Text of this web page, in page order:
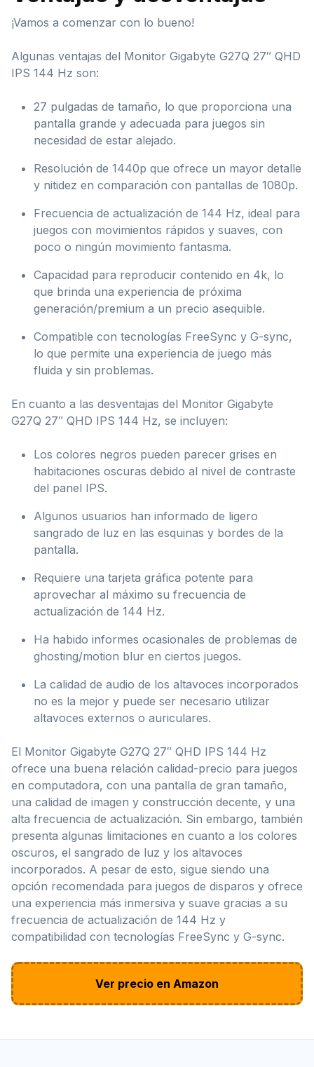
¡Vamos a comenzar con lo bueno!
Algunas ventajas del Monitor Gigabyte G27Q 27″ QHD
IPS 144 Hz son:
27 pulgadas de tamaño, lo que proporciona una
pantalla grande y adecuada para juegos sin
necesidad de estar alejado.
Resolución de 1440p que ofrece un mayor detalle
y nitidez en comparación con pantallas de 1080p.
Frecuencia de actualización de 144 Hz, ideal para
juegos con movimientos rápidos y suaves, con
poco o ningún movimiento fantasma.
Capacidad para reproducir contenido en 4k, lo
que brinda una experiencia de próxima
generación/premium a un precio asequible.
Compatible con tecnologías FreeSync y G-sync,
lo que permite una experiencia de juego más
fluida y sin problemas.
En cuanto a las desventajas del Monitor Gigabyte
G27Q 27″ QHD IPS 144 Hz, se incluyen:
Los colores negros pueden parecer grises en
habitaciones oscuras debido al nivel de contraste
del panel IPS.
Algunos usuarios han informado de ligero
sangrado de luz en las esquinas y bordes de la
pantalla.
Requiere una tarjeta gráfica potente para
aprovechar al máximo su frecuencia de
actualización de 144 Hz.
Ha habido informes ocasionales de problemas de
ghosting/motion blur en ciertos juegos.
La calidad de audio de los altavoces incorporados
no es la mejor y puede ser necesario utilizar
altavoces externos o auriculares.
El Monitor Gigabyte G27Q 27″ QHD IPS 144 Hz
ofrece una buena relación calidad-precio para juegos
en computadora, con una pantalla de gran tamaño,
una calidad de imagen y construcción decente, y una
alta frecuencia de actualización. Sin embargo, también
presenta algunas limitaciones en cuanto a los colores
oscuros, el sangrado de luz y los altavoces
incorporados. A pesar de esto, sigue siendo una
opción recomendada para juegos de disparos y ofrece
una experiencia más inmersiva y suave gracias a su
frecuencia de actualización de 144 Hz y
compatibilidad con tecnologías FreeSync y G-sync.
Ver precio en Amazon